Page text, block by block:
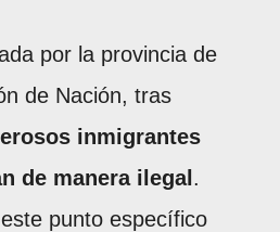
por la provincia de
de Nación, tras
inmigrantes
de manera ilegal .
punto específico